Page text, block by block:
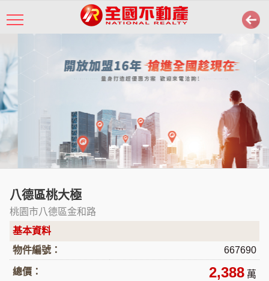
八德區桃大極
桃園市八德區金和路
基本資料
物件編號：
667690
總價： 2,388 萬